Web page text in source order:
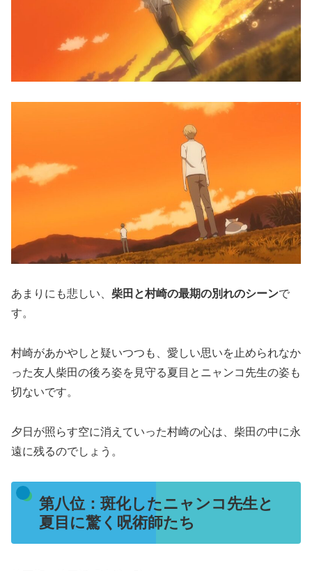
あまりにも悲しい、 柴田と村崎の最期の別れのシーンで
す。
村崎があかやしと疑いつつも、愛しい思いを止められなか
った友人柴田の後ろ姿を見守る夏目とニャンコ先生の姿も
切ないです。
夕日が照らす空に消えていった村崎の心は、柴田の中に永
遠に残るのでしょう。
第八位：斑化したニャンコ先生と
夏目に驚く呪術師たち